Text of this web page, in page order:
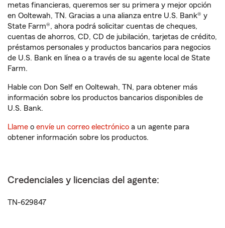
metas financieras, queremos ser su primera y mejor opción
en Ooltewah, TN. Gracias a una alianza entre U.S. Bank® y
State Farm®, ahora podrá solicitar cuentas de cheques,
cuentas de ahorros, CD, CD de jubilación, tarjetas de crédito,
préstamos personales y productos bancarios para negocios
de U.S. Bank en línea o a través de su agente local de State
Farm.
Hable con Don Self en Ooltewah, TN, para obtener más
información sobre los productos bancarios disponibles de
U.S. Bank.
Llame o envíe un correo electrónico a un agente para
obtener información sobre los productos.
Credenciales y licencias del agente:
TN-629847